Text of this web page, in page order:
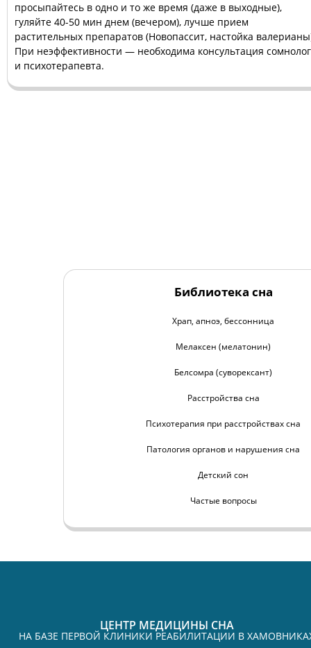
просыпайтесь в одно и то же время (даже в выходные),
гуляйте 40-50 мин днем (вечером), лучше прием
растительных препаратов (Новопассит, настойка
При неэффективности — необходима консультация
и психотерапевта.
Библиотека сна
Храп, апноэ, бессонница
Мелаксен (мелатонин)
Белсомра (суворексант)
Расстройства сна
Психотерапия при расстройствах сна
Патология органов и нарушения сна
Детский сон
Частые вопросы
ЦЕНТР МЕДИЦИНЫ СНА
НА БАЗЕ ПЕРВОЙ КЛИНИКИ РЕАБИЛИТАЦИИ В